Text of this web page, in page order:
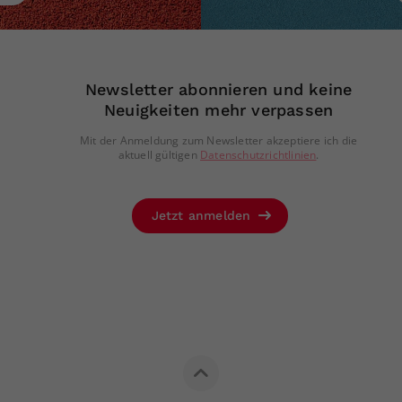
Newsletter abonnieren und keine
Neuigkeiten mehr verpassen
Mit der Anmeldung zum Newsletter akzeptiere ich die
aktuell gültigen Datenschutzrichtlinien.
Jetzt anmelden